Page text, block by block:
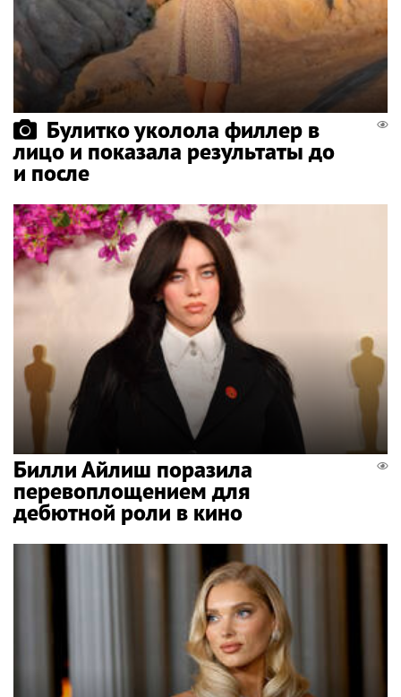
Булитко уколола филлер в
лицо и показала результаты до
и после
Билли Айлиш поразила
перевоплощением для
дебютной роли в кино